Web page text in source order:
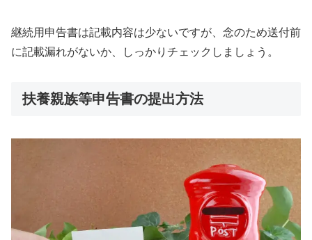
継続用申告書は記載内容は少ないですが、念のため送付前
に記載漏れがないか、しっかりチェックしましょう。
扶養親族等申告書の提出方法